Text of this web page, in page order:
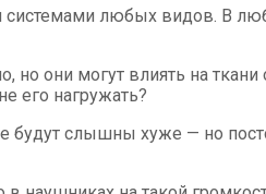
системами любых видов. В
они могут влиять на ткани
его нагружать?
будут слышны хуже — но